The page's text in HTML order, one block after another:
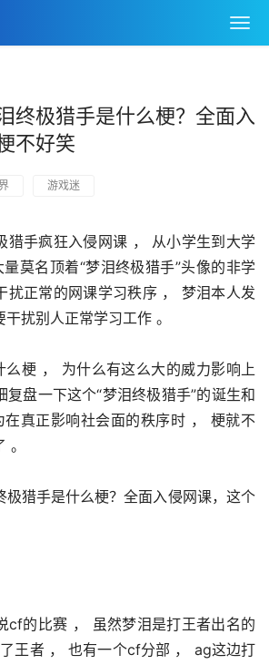
终极猎手是什么梗？全面入
不好笑
游戏迷
猎手疯狂入侵网课 ， 从小学生到大学
莫名顶着“梦泪终极猎手”头像的非学
扰正常的网课学习秩序 ， 梦泪本人发
扰别人正常学习工作 。
么梗 ， 为什么有这么大的威力影响上
复盘一下这个“梦泪终极猎手”的诞生和
真正影响社会面的秩序时 ， 梗就不
。
cf的比赛 ， 虽然梦泪是打王者出名的
王者 ， 也有一个cf分部 ， ag这边打